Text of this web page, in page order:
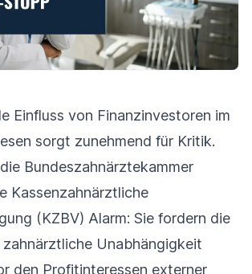
Einfluss von Finanzinvestoren im
sorgt zunehmend für Kritik.
Bundeszahnärztekammer
Kassenzahnärztliche
(KZBV) Alarm: Sie fordern die
Unabhängigkeit
den Profitinteressen externer